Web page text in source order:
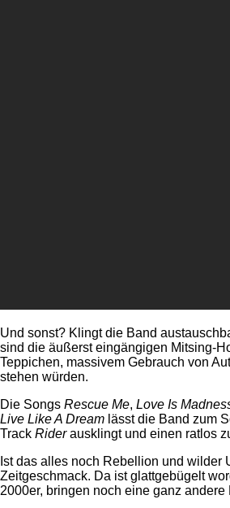
Und sonst? Klingt die Band
sind die äußerst eingängigen Mitsing-
Teppichen, massivem Gebrauch von
stehen würden.
Die Songs Rescue Me, Love Is
Live Like A Dream lässt die Band zum
Track Riderausklingt und einen ratlos
Ist das alles noch Rebellion und wilder
Zeitgeschmack. Da ist glattgebügelt
2000er, bringen noch eine ganz